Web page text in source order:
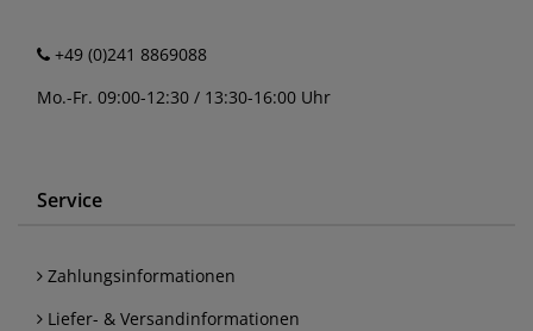
+49 (0)241 8869088
Mo.-Fr. 09:00-12:30 / 13:30-16:00 Uhr
Service
Zahlungsinformationen
Liefer- & Versandinformationen